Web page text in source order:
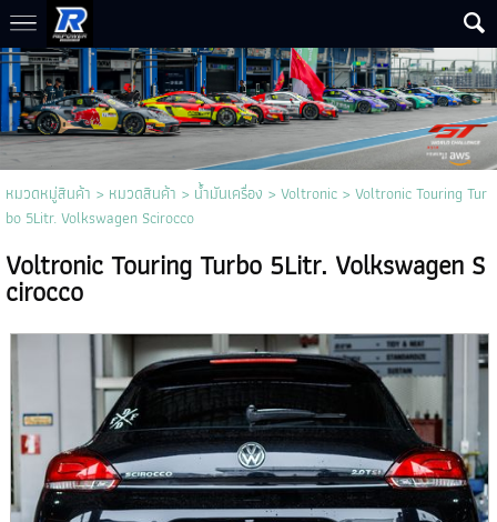
หมวดหมู่สินค้า > หมวดสินค้า > น้ำมันเครื่อง >Voltronic> Voltronic Touring Tur
bo 5Litr. Volkswagen Scirocco
Voltronic Touring Turbo 5Litr. Volkswagen S
cirocco